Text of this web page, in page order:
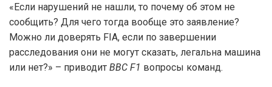
«Если нарушений не нашли, то почему об этом не
сообщить? Для чего тогда вообще это заявление?
Можно ли доверять FIA, если по завершении
расследования они не могут сказать, легальна машина
или нет?» – приводит BBC F1 вопросы команд.